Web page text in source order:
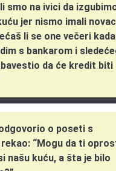
smo na ivici da
jer nismo imali
li se one večeri
s bankarom i
da će kredit biti
o poseti s
“Mogu da ti
našu kuću, a šta je bilo